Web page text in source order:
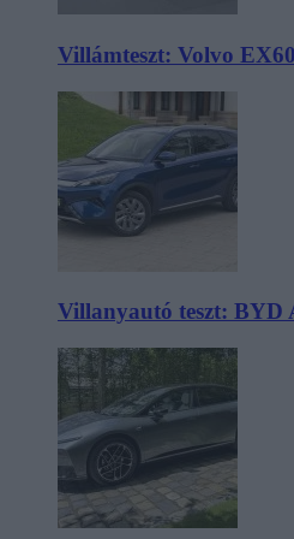
Villámteszt: Volvo
Villanyautó teszt: BYD